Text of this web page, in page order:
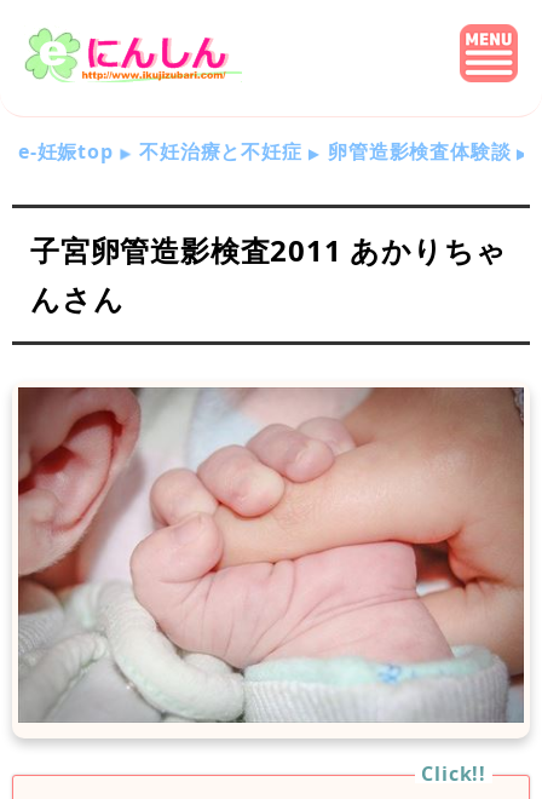
e-妊娠top 不妊治療と不妊症 卵管造影検査体験談
子宮卵管造影検査2011 あかりちゃ
んさん